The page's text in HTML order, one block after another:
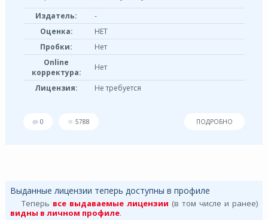
Издатель:
-
Оценка:
НЕТ
Пробки:
Нет
Online
корректура:
Нет
Лицензия: Не требуется
0 5788 ПОДРОБНО
Выданные лицензии теперь доступны в профиле
Теперь все выдаваемые лицензии (в том числе и ранее)
видны в личном профиле.